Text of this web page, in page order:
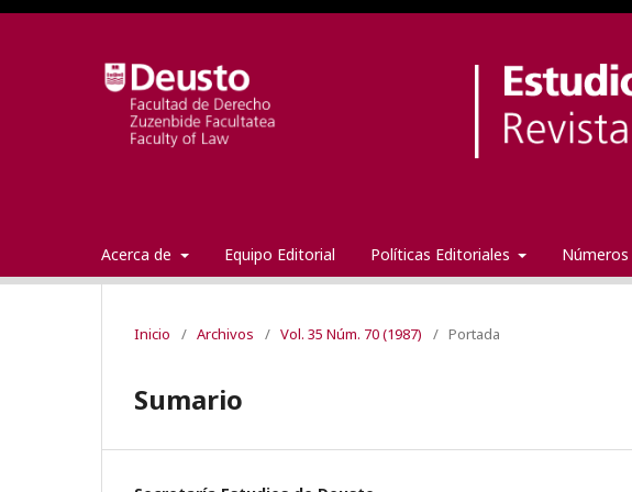
Acerca de Equipo Editorial Políticas Editoriales Números
Inicio / Archivos / Vol. 35 Núm. 70 (1987) / Portada
Sumario